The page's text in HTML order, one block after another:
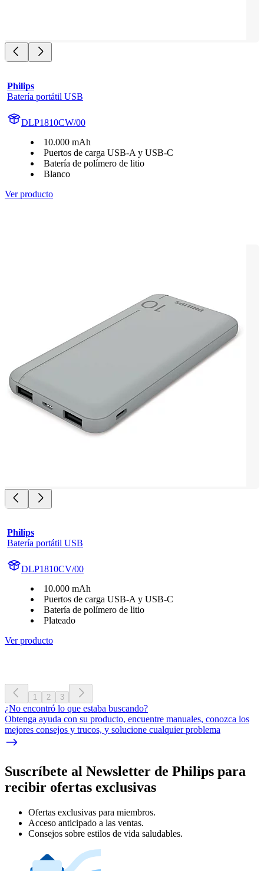
Philips
Batería portátil USB
DLP1810CW/00
10.000 mAh
Puertos de carga USB-A y USB-C
Batería de polímero de litio
Blanco
Ver producto
Philips
Batería portátil USB
DLP1810CV/00
10.000 mAh
Puertos de carga USB-A y USB-C
Batería de polímero de litio
Plateado
Ver producto
1 2 3
¿No encontró lo que estaba buscando?
Obtenga ayuda con su producto, encuentre manuales, conozca los
mejores consejos y trucos, y solucione cualquier problema
Suscríbete al Newsletter de Philips para
recibir ofertas exclusivas
Ofertas exclusivas para miembros.
Acceso anticipado a las ventas.
Consejos sobre estilos de vida saludables.